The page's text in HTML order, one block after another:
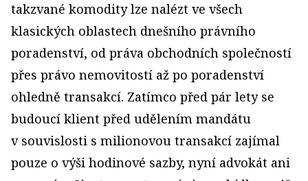
takzvané komodity lze nalézt ve všech
klasických oblastech dnešního právního
poradenství, od práva obchodních společností
přes právo nemovitostí až po poradenství
ohledně transakcí. Zatímco před pár lety se
budoucí klient před udělením mandátu
v souvislosti s milionovou transakcí zajímal
pouze o výši hodinové sazby, nyní advokát ani